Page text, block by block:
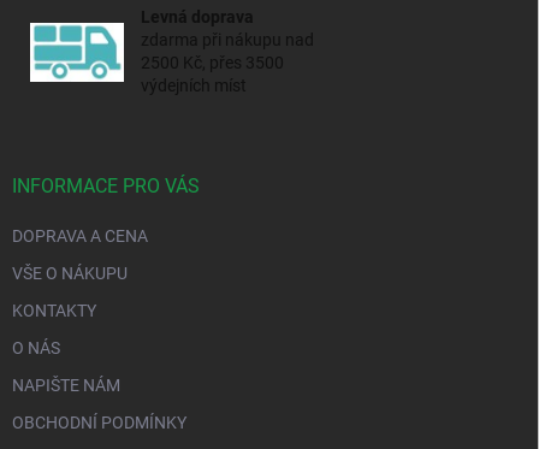
Levná doprava
zdarma při nákupu nad
2500 Kč, přes 3500
výdejních míst
INFORMACE PRO VÁS
DOPRAVA A CENA
VŠE O NÁKUPU
KONTAKTY
O NÁS
NAPIŠTE NÁM
OBCHODNÍ PODMÍNKY